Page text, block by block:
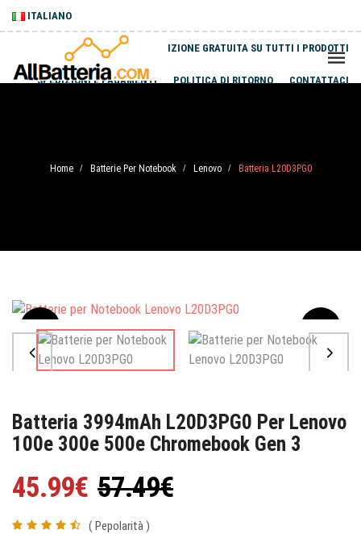
ITALIANO
SPEDIZIONE GRATUITA SU TUTTI I PRODOTTI
SPEDIZIONI E PAGAMENTI POLITICA DI RITORNO CONTATTACI
Home / Batterie Per Notebook / Lenovo / Batteria L20D3PG0
Sale
Batteria 3994mAh L20D3PG0 Per Lenovo
100e 300e 500e Chromebook Gen 3
45.99€ 57.49€
( Pepolarità )